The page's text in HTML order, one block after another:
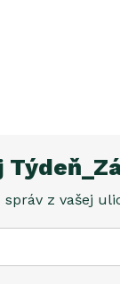
z vašej